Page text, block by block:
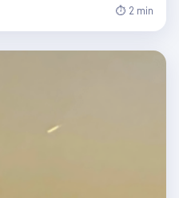
⏱ 2 min